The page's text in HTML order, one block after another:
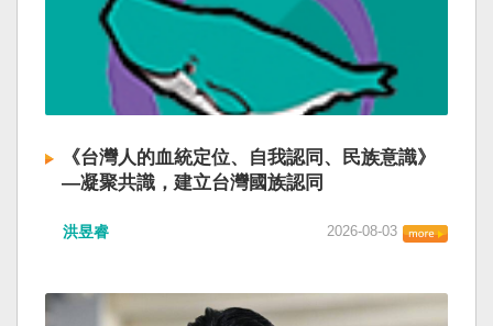
《台灣人的血統定位、自我認同、民族意識》
—凝聚共識，建立台灣國族認同
洪昱睿 2026-08-03